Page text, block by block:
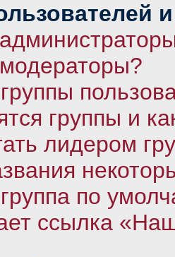
группы и
лидером
по
ссылка